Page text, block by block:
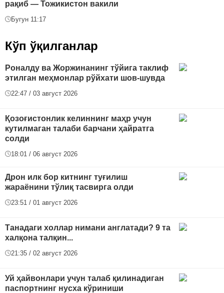
рақиб — Тожикистон вакили
Бугун 11:17
Кўп ўқилганлар
Роналду ва Жоржинанинг тўйига таклиф
этилган меҳмонлар рўйхати шов-шувда
22:47 / 03 август 2026
Қозоғистонлик келиннинг маҳр учун
кутилмаган талаби барчани ҳайратга
солди
18:01 / 06 август 2026
Дрон илк бор китнинг туғилиш
жараёнини тўлиқ тасвирга олди
23:51 / 01 август 2026
Танадаги холлар нимани англатади? 9 та
халқона талқин...
21:35 / 02 август 2026
Уй ҳайвонлари учун талаб қилинадиган
паспортнинг нусха кўриниши